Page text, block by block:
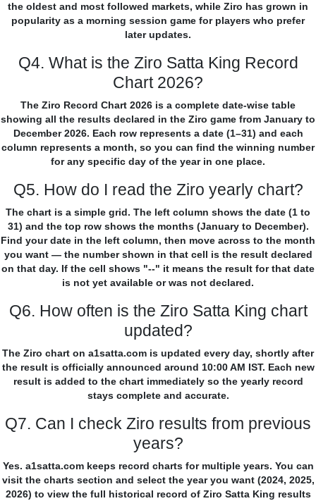
the oldest and most followed markets, while Ziro has grown in
popularity as a morning session game for players who prefer
later updates.
Q4. What is the Ziro Satta King Record
Chart 2026?
The Ziro Record Chart 2026 is a complete date-wise table
showing all the results declared in the Ziro game from January to
December 2026. Each row represents a date (1–31) and each
column represents a month, so you can find the winning number
for any specific day of the year in one place.
Q5. How do I read the Ziro yearly chart?
The chart is a simple grid. The left column shows the date (1 to
31) and the top row shows the months (January to December).
Find your date in the left column, then move across to the month
you want — the number shown in that cell is the result declared
on that day. If the cell shows "--" it means the result for that date
is not yet available or was not declared.
Q6. How often is the Ziro Satta King chart
updated?
The Ziro chart on a1satta.com is updated every day, shortly after
the result is officially announced around 10:00 AM IST. Each new
result is added to the chart immediately so the yearly record
stays complete and accurate.
Q7. Can I check Ziro results from previous
years?
Yes. a1satta.com keeps record charts for multiple years. You can
visit the charts section and select the year you want (2024, 2025,
2026) to view the full historical record of Ziro Satta King results